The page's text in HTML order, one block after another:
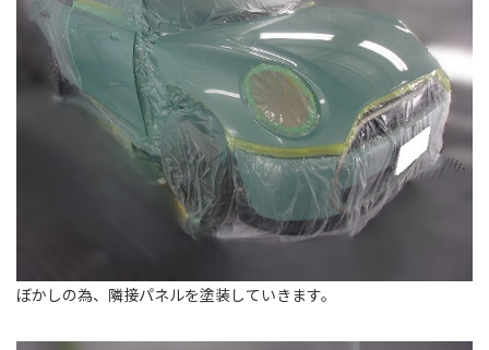
ぼかしの為、隣接パネルを塗装していきます。